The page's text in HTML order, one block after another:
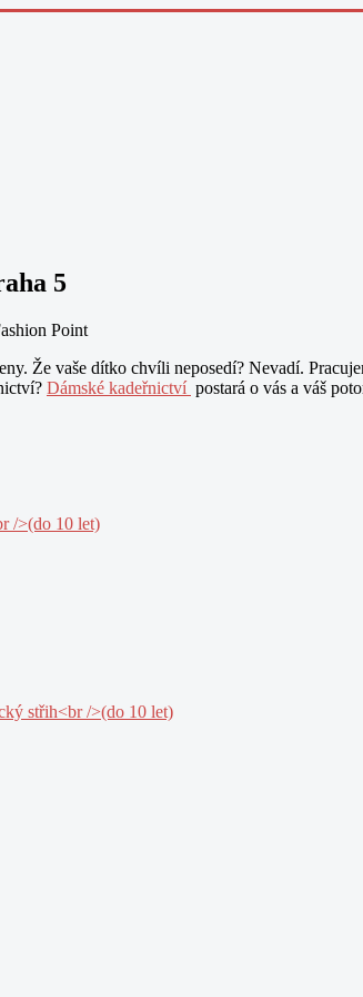
5
Point
Že vaše dítko chvíli neposedí? Nevadí.
Dámské kadeřnictví postará o vás a váš